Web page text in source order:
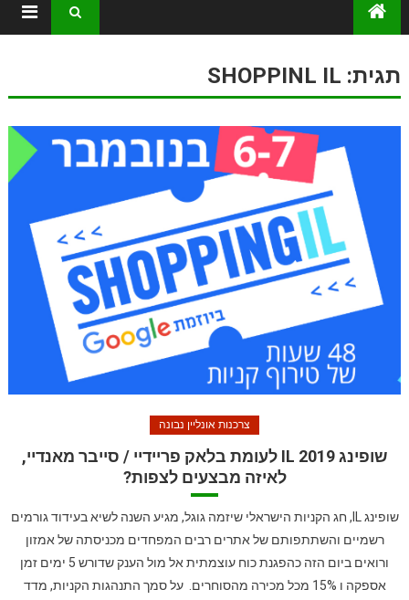
תגית: SHOPPINL IL
צרכנות אונליין נבונה
שופינג IL 2019 לעומת בלאק פריידיי / סייבר מאנדיי,
לאיזה מבצעים לצפות?
שופינג IL, חג הקניות הישראלי שיזמה גוגל, מגיע השנה לשיא בעידוד גורמים
רשמיים והשתתפותם של אתרים רבים המפחדים מכניסתה של אמזון
ורואים ביום הזה כהפגנת כוח עוצמתית אל מול הענק שדורש 5 ימים זמן
אספקה ו 15% מכל מכירה מהסוחרים. על סמך התנהגות הקניות, מדד